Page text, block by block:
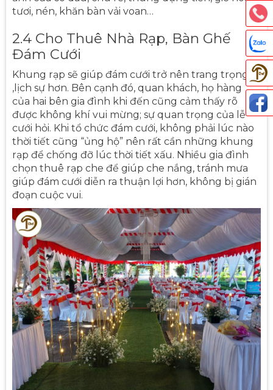
tươi, nén, khăn bàn vải voan…
2.4 Cho Thuê Nhà Rạp, Bàn Ghế
Đám Cưới
Khung rạp sẽ giúp đám cưới trở nên trang trọng
,lịch sự hơn. Bên cạnh đó, quan khách, họ hàng
của hai bên gia đình khi đến cũng cảm thấy rõ
được không khí vui mừng; sự quan trọng của lễ
cưới hỏi. Khi tổ chức đám cưới, không phải lúc nào
thời tiết cũng “ủng hộ” nên rất cần những khung
rạp để chống đỡ lúc thời tiết xấu. Nhiều gia đình
chọn thuê rạp che để giúp che nắng, tránh mưa
giúp đám cưới diễn ra thuận lợi hơn, không bị gián
đoạn cuộc vui.